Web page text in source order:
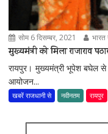
सोम 6 दिसम्बर, 2021
मुख्यमंत्री को मिला राजाराव
रायपुर। मुख्यमंत्री भूपेश बघेल से
आयोजन...
खबरें राजधानी से नवीनतम रायपुर